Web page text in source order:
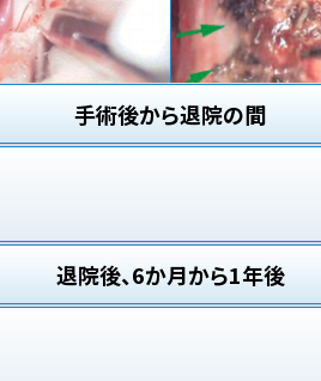
手術後から退院の間
退院後、6か月から1年後